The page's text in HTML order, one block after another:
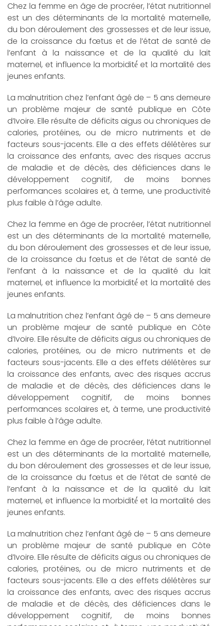
Chez la femme en âge de procréer, l’état nutritionnel
est un des déterminants de la mortalité maternelle,
du bon déroulement des grossesses et de leur issue,
de la croissance du fœtus et de l’état de santé de
l’enfant à la naissance et de la qualité du lait
maternel, et influence la morbidité́ et la mortalité des
jeunes enfants.
La malnutrition chez l’enfant âgé de – 5 ans demeure
un problème majeur de santé publique en Côte
d’Ivoire. Elle résulte de déficits aigus ou chroniques de
calories, protéines, ou de micro nutriments et de
facteurs sous-jacents. Elle a des effets délétères sur
la croissance des enfants, avec des risques accrus
de maladie et de décès, des déficiences dans le
développement cognitif, de moins bonnes
performances scolaires et, à terme, une productivité
plus faible à l’âge adulte.
Chez la femme en âge de procréer, l’état nutritionnel
est un des déterminants de la mortalité maternelle,
du bon déroulement des grossesses et de leur issue,
de la croissance du fœtus et de l’état de santé de
l’enfant à la naissance et de la qualité du lait
maternel, et influence la morbidité́ et la mortalité des
jeunes enfants.
La malnutrition chez l’enfant âgé de – 5 ans demeure
un problème majeur de santé publique en Côte
d’Ivoire. Elle résulte de déficits aigus ou chroniques de
calories, protéines, ou de micro nutriments et de
facteurs sous-jacents. Elle a des effets délétères sur
la croissance des enfants, avec des risques accrus
de maladie et de décès, des déficiences dans le
développement cognitif, de moins bonnes
performances scolaires et, à terme, une productivité
plus faible à l’âge adulte.
Chez la femme en âge de procréer, l’état nutritionnel
est un des déterminants de la mortalité maternelle,
du bon déroulement des grossesses et de leur issue,
de la croissance du fœtus et de l’état de santé de
l’enfant à la naissance et de la qualité du lait
maternel, et influence la morbidité́ et la mortalité des
jeunes enfants.
La malnutrition chez l’enfant âgé de – 5 ans demeure
un problème majeur de santé publique en Côte
d’Ivoire. Elle résulte de déficits aigus ou chroniques de
calories, protéines, ou de micro nutriments et de
facteurs sous-jacents. Elle a des effets délétères sur
la croissance des enfants, avec des risques accrus
de maladie et de décès, des déficiences dans le
développement cognitif, de moins bonnes